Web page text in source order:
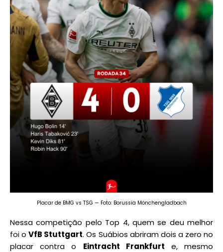
Placar de BMG vs TSG — Foto: Borussia Mönchengladbach
Nessa competição pelo Top 4, quem se deu melhor
foi oVfB Stuttgart. Os Suábios abriram dois a zero no
placar contra o Eintracht Frankfurt e, mesmo